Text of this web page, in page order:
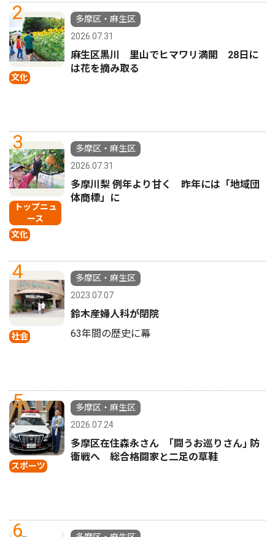
2
文化
多摩区・麻生区
2026.07.31
麻生区黒川 里山でヒマワリ満開 28日に
は花を摘み取る
3
トップニュ
ース
文化
多摩区・麻生区
2026.07.31
多摩川梨 例年より甘く 昨年には「地域団
体商標」に
4
社会
多摩区・麻生区
2023.07.07
鈴木産婦人科が閉院
63年間の歴史に幕
5
スポーツ
多摩区・麻生区
2026.07.24
多摩区在住森永さん ｢闘うお巡りさん｣ 防
衛戦へ 総合格闘家と二足の草鞋
6